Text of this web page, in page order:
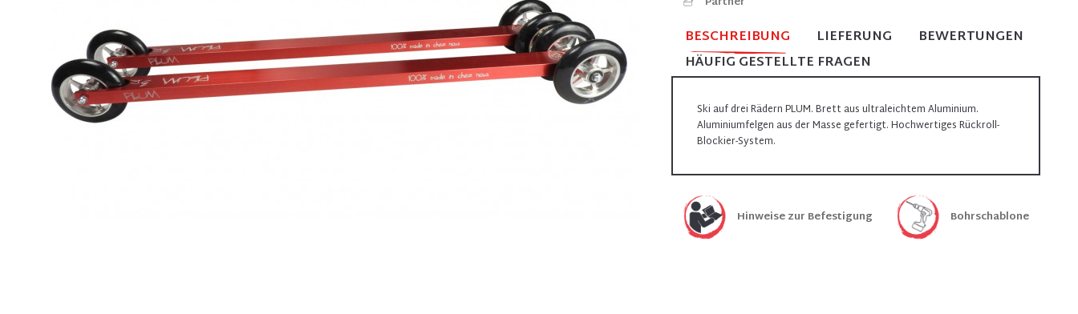
BESCHREIBUNG LIEFERUNG
BEWERTUNGEN
HÄUFIG GESTELLTE FRAGEN
Ski auf drei Rädern PLUM. Brett aus ultraleichtem Aluminium.
Aluminiumfelgen aus der Masse gefertigt. Hochwertiges Rückroll-
Blockier-System.
Hinweise zur Befestigung Bohrschablone